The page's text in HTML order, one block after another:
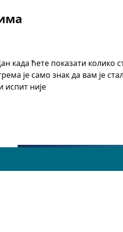
када ћете показати
је само знак да вам је
испит није